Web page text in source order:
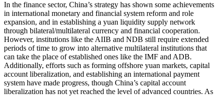
In the finance sector, China’s strategy has shown some achievements
in international monetary and financial system reform and role
expansion, and in establishing a yuan liquidity supply network
through bilateral/multilateral currency and financial cooperation.
However, institutions like the AIIB and NDB still require extended
periods of time to grow into alternative multilateral institutions that
can take the place of established ones like the IMF and ADB.
Additionally, efforts such as forming offshore yuan markets, capital
account liberalization, and establishing an international payment
system have made progress, though China’s capital account
liberalization has not yet reached the level of advanced countries. As